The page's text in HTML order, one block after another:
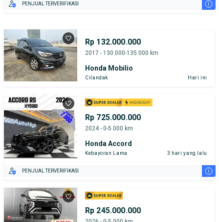
PENJUAL TERVERIFIKASI i
Rp 132.000.000
2017 - 130.000-135.000 km
Honda Mobilio
Cilandak Hari ini
Rp 725.000.000
2024 - 0-5.000 km
Honda Accord
Kebayoran Lama 3 hari yang lalu
PENJUAL TERVERIFIKASI i
Rp 245.000.000